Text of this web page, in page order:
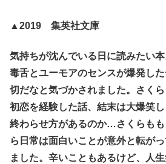
▲2019 集英社文庫
気持ちが沈んでいる日に読みたい
毒舌とユーモアのセンスが爆発し
切だなと気づかされました。さく
初恋を経験した話、結末は大爆笑
終わらせ方があるのか…さくらも
ら日常は面白いことが意外と転が
ました。辛いこともあるけど、人